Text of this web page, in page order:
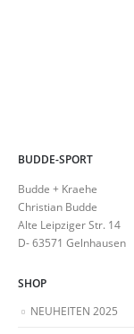
BUDDE-SPORT
Budde + Kraehe
Christian Budde
Alte Leipziger Str. 14
D- 63571 Gelnhausen
SHOP
NEUHEITEN 2025